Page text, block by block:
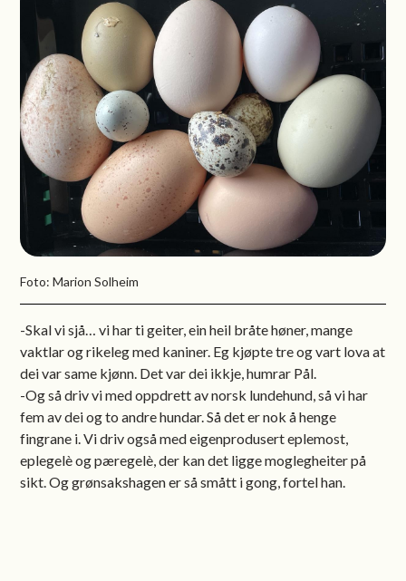
Foto: Marion Solheim
-Skal vi sjå… vi har ti geiter, ein heil bråte høner, mange
vaktlar og rikeleg med kaniner. Eg kjøpte tre og vart lova at
dei var same kjønn. Det var dei ikkje, humrar Pål.
-Og så driv vi med oppdrett av norsk lundehund, så vi har
fem av dei og to andre hundar. Så det er nok å henge
fingrane i. Vi driv også med eigenprodusert eplemost,
eplegelè og pæregelè, der kan det ligge moglegheiter på
sikt. Og grønsakshagen er så smått i gong, fortel han.